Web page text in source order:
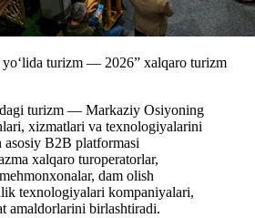
turizm — 2026” xalqaro turizm
turizm — Markaziy Osiyoning
xizmatlari va texnologiyalarini
asosiy B2B platformasi
xalqaro turoperatorlar,
dam olish
texnologiyalari kompaniyalari,
amaldorlarini birlashtiradi.